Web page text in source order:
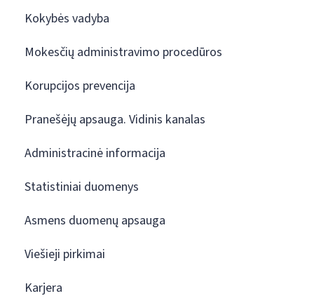
Kokybės vadyba
Mokesčių administravimo procedūros
Korupcijos prevencija
Pranešėjų apsauga. Vidinis kanalas
Administracinė informacija
Statistiniai duomenys
Asmens duomenų apsauga
Viešieji pirkimai
Karjera